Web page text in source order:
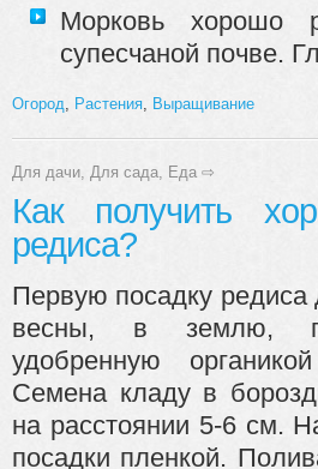
Морковь хорошо
супесчаной почве.
Огород, Растения, Выращивание
Для дачи, Для сада, Еда ⇨
Как получить
редиса?
Первую посадку
весны, в землю,
удобренную
Семена кладу в
на расстоянии 5-6 см.
посадки пленкой.